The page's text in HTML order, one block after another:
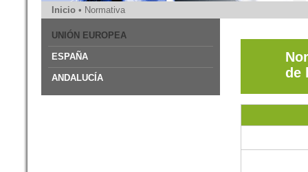
Inicio • Normativa
UNIÓN EUROPEA
ESPAÑA
ANDALUCÍA
de